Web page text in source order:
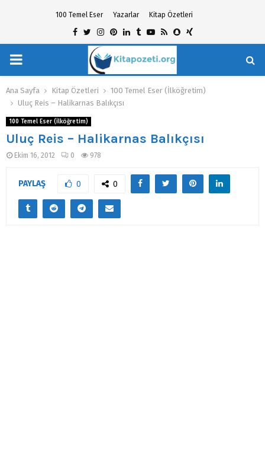
100 Temel Eser Yazarlar Kitap Özetleri
Facebook
TwitterInstagram
Pinterest
Linkedin
TumblrYoutube
RssSnapchat
Xing
PRIMARY
MENU
Ana Sayfa Kitap Özetleri
100 Temel Eser (İlköğretim)
Uluç Reis – Halikarnas Balıkçısı
100 Temel Eser (İlköğretim)
Uluç Reis – Halikarnas Balıkçısı
Ekim 16, 2012 0 978
PAYLAŞ 0 0